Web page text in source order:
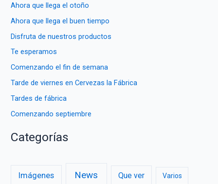
r
:
Ahora que llega el otoño
Ahora que llega el buen tiempo
Disfruta de nuestros productos
Te esperamos
Comenzando el fin de semana
Tarde de viernes en Cervezas la Fábrica
Tardes de fábrica
Comenzando septiembre
Categorías
Imágenes News Que ver Varios